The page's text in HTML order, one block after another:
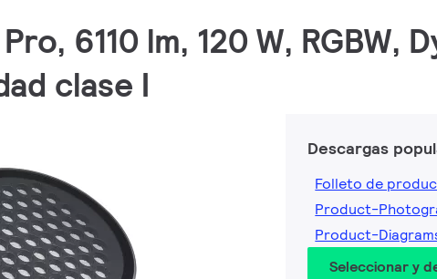
6110 lm, 120 W, RGBW,
clase I
Descargas
Folleto de
Product-
Product-
Seleccionar y